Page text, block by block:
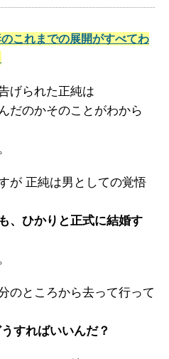
これまでの展開がすべてわ
げられた正純は
だのかそのことがわから
が 正純は男としての覚悟
、ひかりと正式に結婚す
のところから去って行って
すればいいんだ？